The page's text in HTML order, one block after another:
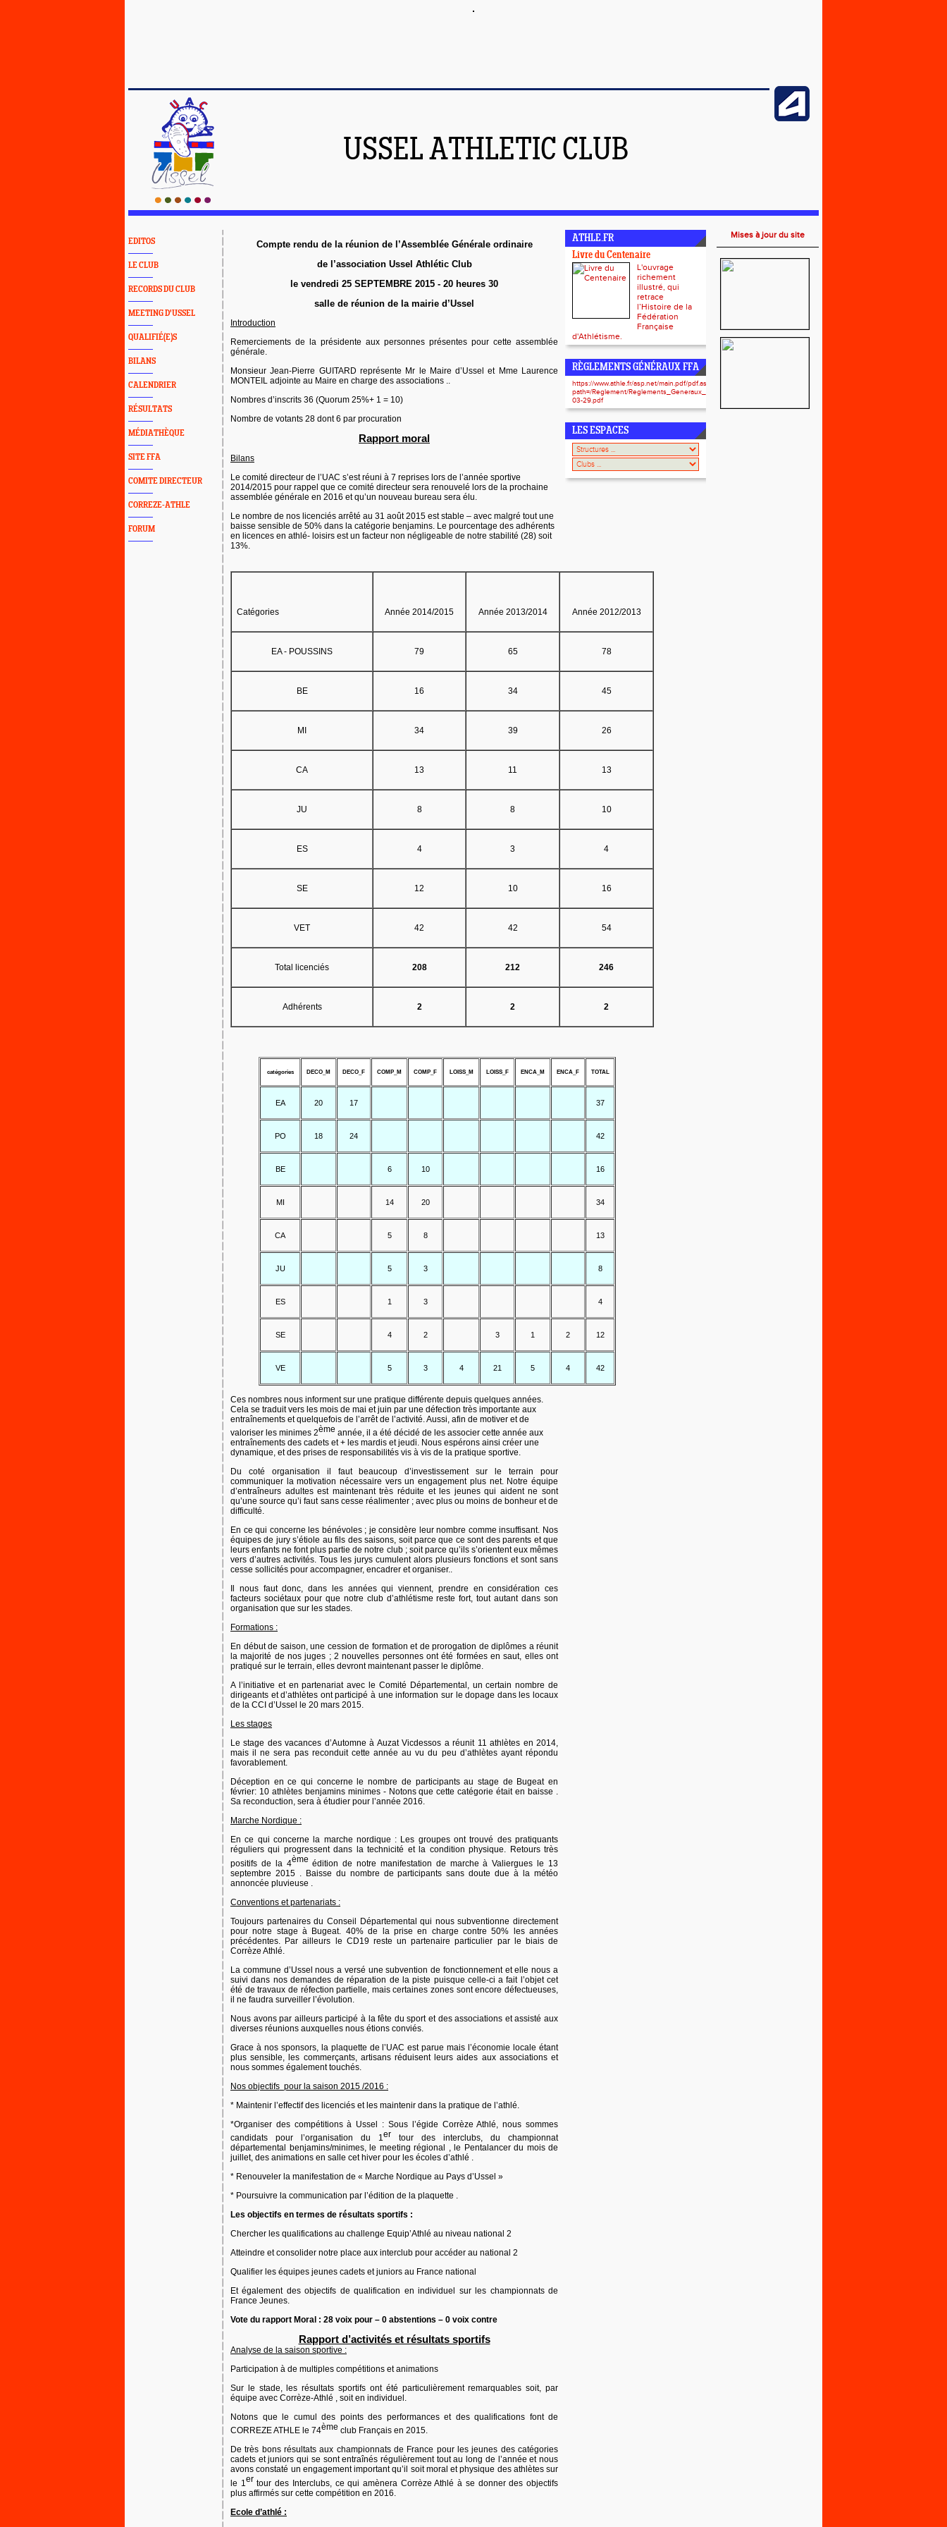
USSEL ATHLETIC CLUB
EDITOS
LE CLUB
RECORDS DU CLUB
MEETING D'USSEL
QUALIFIÉ(E)S
BILANS
CALENDRIER
RÉSULTATS
MÉDIATHÈQUE
SITE FFA
COMITE DIRECTEUR
CORREZE-ATHLE
FORUM
Compte rendu de la réunion de l’Assemblée Générale ordinaire
de l’association Ussel Athlétic Club
le vendredi 25 SEPTEMBRE 2015 - 20 heures 30
salle de réunion de la mairie d’Ussel
Introduction
Remerciements de la présidente aux personnes présentes pour cette assemblée
générale.
Monsieur Jean-Pierre GUITARD représente Mr le Maire d’Ussel et Mme Laurence
MONTEIL adjointe au Maire en charge des associations ..
Nombres d’inscrits 36 (Quorum 25%+ 1 = 10)
Nombre de votants 28 dont 6 par procuration
Rapport moral
Bilans
Le comité directeur de l’UAC s’est réuni à 7 reprises lors de l’année sportive
2014/2015 pour rappel que ce comité directeur sera renouvelé lors de la prochaine
assemblée générale en 2016 et qu’un nouveau bureau sera élu.
Le nombre de nos licenciés arrêté au 31 août 2015 est stable – avec malgré tout une
baisse sensible de 50% dans la catégorie benjamins. Le pourcentage des adhérents
en licences en athlé- loisirs est un facteur non négligeable de notre stabilité (28) soit
13%.
Catégories Année 2014/2015 Année 2013/2014 Année 2012/2013
EA - POUSSINS 79 65 78
BE 16 34 45
MI 34 39 26
CA 13 11 13
JU 8 8 10
ES 4 3 4
SE 12 10 16
VET 42 42 54
Total licenciés 208 212 246
Adhérents 2 2 2
catégories DECO_M DECO_F COMP_M COMP_F LOISS_M LOISS_F ENCA_M ENCA_F TOTAL
EA 20 17 37
PO 18 24 42
BE 6 10 16
MI 14 20 34
CA 5 8 13
JU 5 3 8
ES 1 3 4
SE 4 2 3 1 2 12
VE 5 3 4 21 5 4 42
Ces nombres nous informent sur une pratique différente depuis quelques années.
Cela se traduit vers les mois de mai et juin par une défection très importante aux
entraînements et quelquefois de l’arrêt de l’activité. Aussi, afin de motiver et de
valoriser les minimes 2ème année, il a été décidé de les associer cette année aux
entraînements des cadets et + les mardis et jeudi. Nous espérons ainsi créer une
dynamique, et des prises de responsabilités vis à vis de la pratique sportive.
Du coté organisation il faut beaucoup d’investissement sur le terrain pour
communiquer la motivation nécessaire vers un engagement plus net. Notre équipe
d’entraîneurs adultes est maintenant très réduite et les jeunes qui aident ne sont
qu’une source qu’i faut sans cesse réalimenter ; avec plus ou moins de bonheur et de
difficulté.
En ce qui concerne les bénévoles ; je considère leur nombre comme insuffisant. Nos
équipes de jury s’étiole au fils des saisons, soit parce que ce sont des parents et que
leurs enfants ne font plus partie de notre club ; soit parce qu’ils s’orientent eux mêmes
vers d’autres activités. Tous les jurys cumulent alors plusieurs fonctions et sont sans
cesse sollicités pour accompagner, encadrer et organiser..
Il nous faut donc, dans les années qui viennent, prendre en considération ces
facteurs sociétaux pour que notre club d’athlétisme reste fort, tout autant dans son
organisation que sur les stades.
Formations :
En début de saison, une cession de formation et de prorogation de diplômes a réunit
la majorité de nos juges ; 2 nouvelles personnes ont été formées en saut, elles ont
pratiqué sur le terrain, elles devront maintenant passer le diplôme.
A l’initiative et en partenariat avec le Comité Départemental, un certain nombre de
dirigeants et d’athlètes ont participé à une information sur le dopage dans les locaux
de la CCI d’Ussel le 20 mars 2015.
Les stages
Le stage des vacances d’Automne à Auzat Vicdessos a réunit 11 athlètes en 2014,
mais il ne sera pas reconduit cette année au vu du peu d’athlètes ayant répondu
favorablement.
Déception en ce qui concerne le nombre de participants au stage de Bugeat en
février: 10 athlètes benjamins minimes - Notons que cette catégorie était en baisse .
Sa reconduction, sera à étudier pour l’année 2016.
Marche Nordique :
En ce qui concerne la marche nordique : Les groupes ont trouvé des pratiquants
réguliers qui progressent dans la technicité et la condition physique. Retours très
positifs de la 4ème édition de notre manifestation de marche à Valiergues le 13
septembre 2015 . Baisse du nombre de participants sans doute due à la météo
annoncée pluvieuse .
Conventions et partenariats :
Toujours partenaires du Conseil Départemental qui nous subventionne directement
pour notre stage à Bugeat. 40% de la prise en charge contre 50% les années
précédentes. Par ailleurs le CD19 reste un partenaire particulier par le biais de
Corrèze Athlé.
La commune d’Ussel nous a versé une subvention de fonctionnement et elle nous a
suivi dans nos demandes de réparation de la piste puisque celle-ci a fait l’objet cet
été de travaux de réfection partielle, mais certaines zones sont encore défectueuses,
il ne faudra surveiller l’évolution.
Nous avons par ailleurs participé à la fête du sport et des associations et assisté aux
diverses réunions auxquelles nous étions conviés.
Grace à nos sponsors, la plaquette de l’UAC est parue mais l’économie locale étant
plus sensible, les commerçants, artisans réduisent leurs aides aux associations et
nous sommes également touchés.
Nos objectifs pour la saison 2015 /2016 :
* Maintenir l’effectif des licenciés et les maintenir dans la pratique de l’athlé.
*Organiser des compétitions à Ussel : Sous l’égide Corrèze Athlé, nous sommes
candidats pour l’organisation du 1er tour des interclubs, du championnat
départemental benjamins/minimes, le meeting régional , le Pentalancer du mois de
juillet, des animations en salle cet hiver pour les écoles d’athlé .
* Renouveler la manifestation de « Marche Nordique au Pays d’Ussel »
* Poursuivre la communication par l’édition de la plaquette .
Les objectifs en termes de résultats sportifs :
Chercher les qualifications au challenge Equip’Athlé au niveau national 2
Atteindre et consolider notre place aux interclub pour accéder au national 2
Qualifier les équipes jeunes cadets et juniors au France national
Et également des objectifs de qualification en individuel sur les championnats de
France Jeunes.
Vote du rapport Moral : 28 voix pour – 0 abstentions – 0 voix contre
Rapport d’activités et résultats sportifs
Analyse de la saison sportive :
Participation à de multiples compétitions et animations
Sur le stade, les résultats sportifs ont été particulièrement remarquables soit, par
équipe avec Corrèze-Athlé , soit en individuel.
Notons que le cumul des points des performances et des qualifications font de
CORREZE ATHLE le 74ème club Français en 2015.
De très bons résultats aux championnats de France pour les jeunes des catégories
cadets et juniors qui se sont entraînés régulièrement tout au long de l’année et nous
avons constaté un engagement important qu’il soit moral et physique des athlètes sur
le 1 er tour des Interclubs, ce qui amènera Corrèze Athlé à se donner des objectifs
plus affirmés sur cette compétition en 2016.
Ecole d’athlé :
ATHLE.FR
Livre du Centenaire
L'ouvrage
richement
illustré, qui
retrace
l’Histoire de la
Fédération
Française
d'Athlétisme.
RÈGLEMENTS GÉNÉRAUX FFA
https://www.athle.fr/asp.net/main.pdf/pdf.aspx?
path=/Reglement/Reglements_Generaux_2024-
03-29.pdf
LES ESPACES
Mises à jour du site